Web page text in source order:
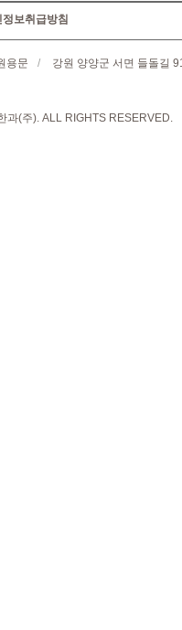
정보취급방침
용문 / 강원 양양군 서면 들돌길
과(주). ALL RIGHTS RESERVED.